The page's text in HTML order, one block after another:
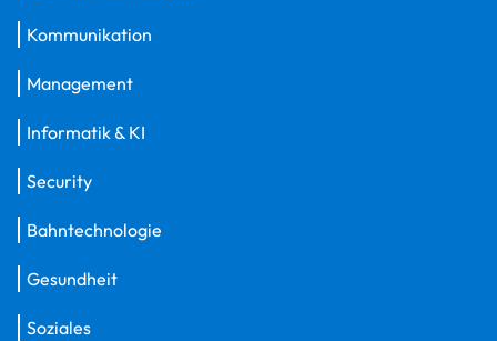
Kommunikation
Management
Informatik & KI
Security
Bahntechnologie
Gesundheit
Soziales